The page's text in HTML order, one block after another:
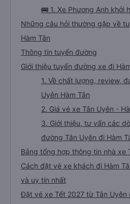
🚌 1. Xe Phương Anh khởi
Những câu hỏi thường gặp về
Hàm Tân
Thông tin tuyến đường
Giới thiệu tuyến đường xe đi
1. Về chất lượng, review,
Uyên Hàm Tân
2. Giá vé xe Tân Uyên -
3. Giới thiệu, tư vấn các
đường Tân Uyên đi Hàm
Bảng tổng hợp thông tin nhà xe
Cách đặt vé xe khách đi Hàm
và uy tín nhất
Đặt vé xe Tết 2027 từ Tân Uyên